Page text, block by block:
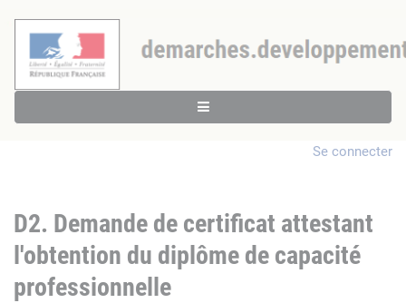
Se connecter
D2. Demande de certificat attestant
l'obtention du diplôme de capacité
professionnelle